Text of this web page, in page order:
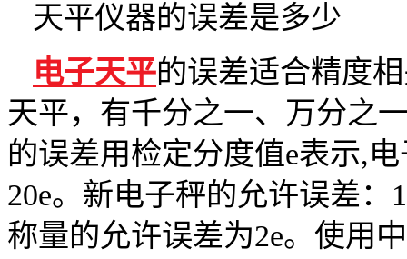
天平仪器的误差是多少
电子天平的误差适合精度
天平，有千分之一、万分之
的误差用检定分度值e表示,
20e。新电子秤的允许误差
称量的允许误差为2e。使用